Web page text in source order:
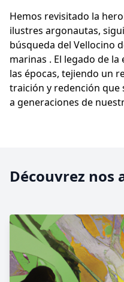
Hemos revisitado la
ilustres argonautas,
búsqueda del Vellocino
marinas . El legado de
las épocas, tejiendo un
traición y redención que
a generaciones de
Découvrez nos